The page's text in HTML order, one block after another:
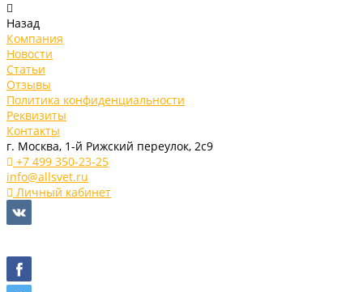
Назад
Компания
Новости
Статьи
Отзывы
Политика конфиденциальности
Реквизиты
Контакты
г. Москва, 1-й Рижский переулок, 2с9
+7 499 350-23-25
info@allsvet.ru
Личный кабинет